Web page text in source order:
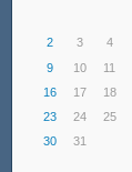
2
3 4
9
10 11
16
17 18
23
24 25
30
31